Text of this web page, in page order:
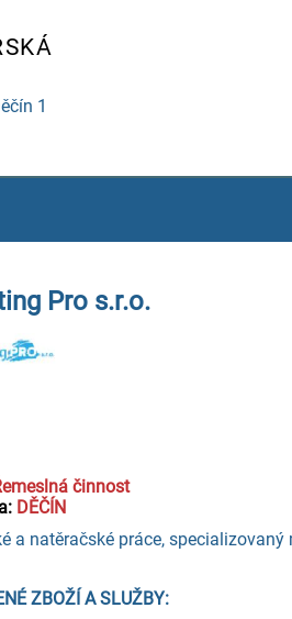
1
Pro s.r.o.
činnost
DĚČÍN
a natěračské práce, specializovaný
ZBOŽÍ A SLUŽBY: